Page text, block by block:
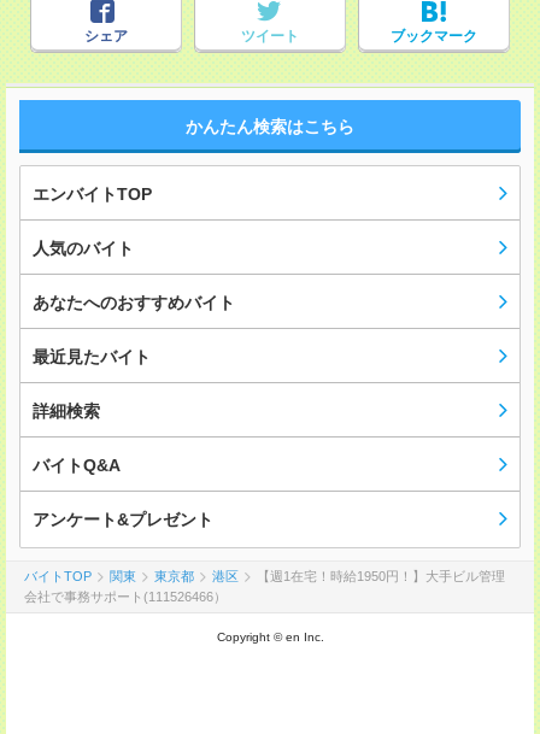
シェア ツイート ブックマーク
かんたん検索はこちら
エンバイトTOP
人気のバイト
あなたへのおすすめバイト
最近見たバイト
詳細検索
バイトQ&A
アンケート&プレゼント
バイトTOP 関東 東京都 港区
【週1在宅！時給1950円！】大手ビル管理
会社で事務サポート(111526466）
Copyright © en Inc.